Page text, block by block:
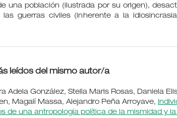
una población (ilustrada por su origen),
las guerras civiles (inherente a la
leídos del mismo autor/a
Adela González, Stella Maris Rosas, Daniela
Magalí Massa, Alejandro Peña Arroyave,
de una antropología política de la mismidad y